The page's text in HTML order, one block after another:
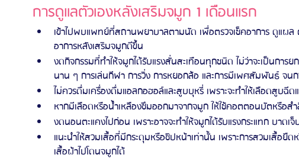
การดูแลตัวเองหลังเสริมจมูก 1 เดือนแรก
เข้าไปพบแพทย์ที่สถานพยาบาลตามนัด เพื่อตรวจเช็คอาการ ดูแผล
อาการหลังเสริมจมูกดีขึ้น
งดกิจกรรมที่ทำให้จมูกได้รับแรงสั่นสะเทือนทุกชนิด ไม่ว่าจะเป็นกา
นาน ๆ การเล่นกีฬา การวิ่ง การหยอกล้อ และการมีเพศสัมพันธ์ จนก
ไม่ควรดื่มเครื่องดื่มแอลกอฮอล์และสูบบุหรี่ เพราะจะทำให้เลือดสูบฉีด
หากมีเลือดหรือน้ำเหลืองซึมออกมาจากจมูก ให้ใช้คอตตอนบัตหรือส
งดนอนตะแคงไปก่อน เพราะอาจจะทำให้จมูกได้รับแรงกระแทก บาดเ
แนะนำให้สวมเสื้อที่มีกระดุมหรือซิปหน้าเท่านั้น เพราะการสวมเสื้อยืด
เสื้อผ้าไปโดนจมูกได้